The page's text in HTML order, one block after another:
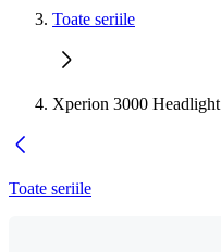
Toate seriile
Xperion 3000 Headlight
Toate seriile